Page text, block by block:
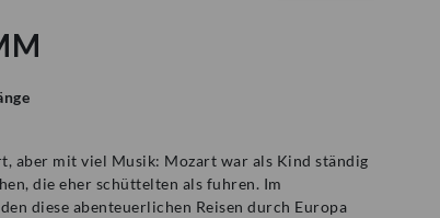
aber mit viel Musik: Mozart war als Kind ständig
die eher schüttelten als fuhren. Im
diese abenteuerlichen Reisen durch Europa